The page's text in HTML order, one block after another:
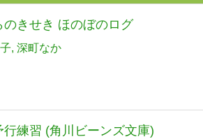
のきせき ほのぼのログ
深町なか
行練習 (角川ビーンズ文庫)